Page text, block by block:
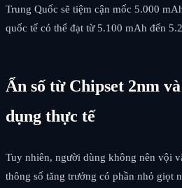
Trung Quốc sẽ tiệm cận mốc 5.000
quốc tế có thể đạt từ 5.100 mAh đến
Ẩn số từ Chipset 2nm
dụng thực tế
Tuy nhiên, người dùng không nên vội
thông số tăng trưởng có phần nhỏ giọt